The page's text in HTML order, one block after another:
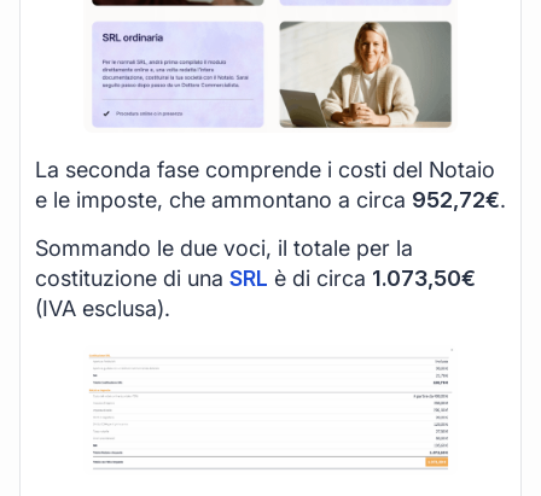
La seconda fase comprende i costi del Notaio
e le imposte, che ammontano a circa 952,72€.
Sommando le due voci, il totale per la
costituzione di una SRL è di circa 1.073,50€
(IVA esclusa).